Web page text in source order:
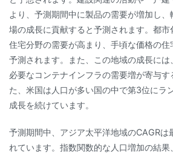
より、予測期間中に製品の需要が増加し
場の成長に貢献すると予測されます。都市
住宅分野の需要が高まり、手頃な価格の住
予測されます。また、この地域の成長には
必要なコンテナインフラの需要増が寄与す
た、米国は人口が多い国の中で第3位にラ
成長を続けています。
予測期間中、アジア太平洋地域のCAGRは
れています。指数関数的な人口増加の結果